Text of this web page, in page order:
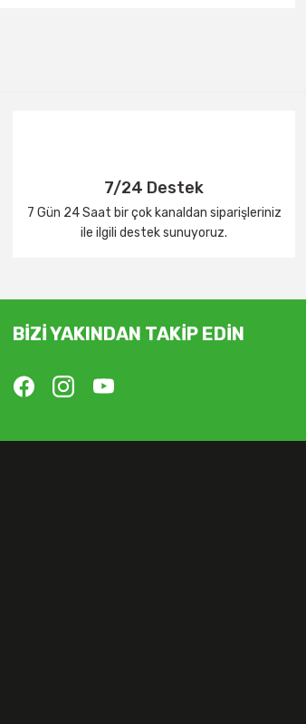
7/24 Destek
7 Gün 24 Saat bir çok kanaldan siparişleriniz
ile ilgili destek sunuyoruz.
BİZİ YAKINDAN TAKİP EDİN